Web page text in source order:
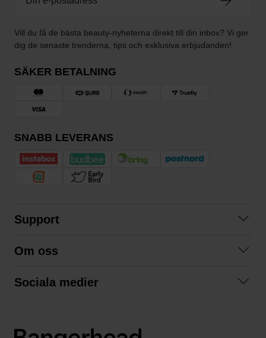
Vill du få de bästa beauty-nyheterna direkt till din inbox? Vi ger
dig de senaste trenderna, tips och exklusiva erbjudanden!
SÄKER BETALNING
SNABB LEVERANS
Support
Köpvillkor
Om oss
Sociala medier